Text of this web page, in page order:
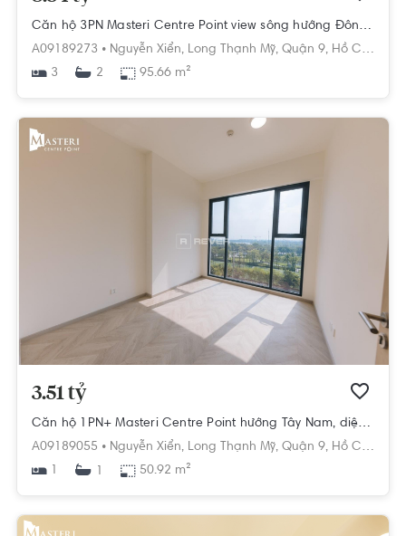
Căn hộ 3PN Masteri Centre Point view sông hướng Đông Nam, diện tích 95.66m²
A09189273 • Nguyễn Xiển, Long Thạnh Mỹ, Quận 9, Hồ Chí Minh
3
2 95.66 m²
3.51 tỷ
Căn hộ 1PN+ Masteri Centre Point hướng Tây Nam, diện tích 50.92m²
A09189055 • Nguyễn Xiển, Long Thạnh Mỹ, Quận 9, Hồ Chí Minh
1
50.92 m²